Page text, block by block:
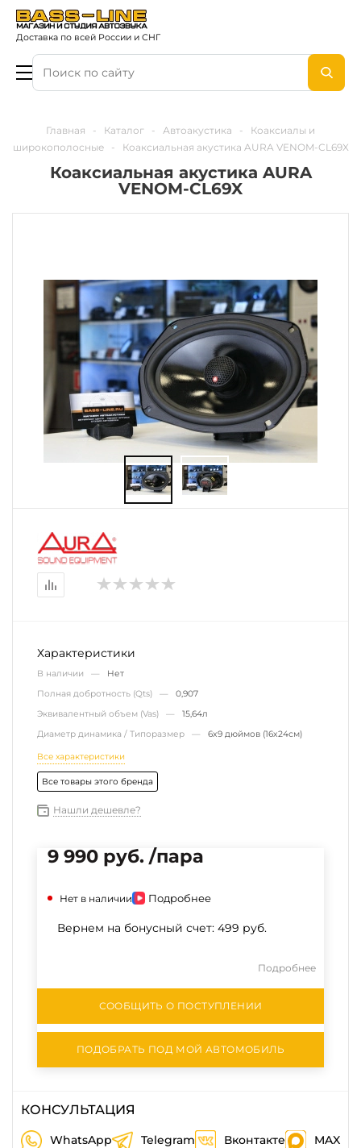
Доставка по всей России и СНГ
Главная - Каталог - Автоакустика -
Коаксиалы и
широкополосные
- Коаксиальная акустика AURA VENOM-CL69X
Коаксиальная акустика AURA
VENOM-CL69X
Характеристики
В наличии — Нет
Полная добротность (Qts) — 0,907
Эквивалентный объем (Vas) — 15,64л
Диаметр динамика / Типоразмер — 6х9 дюймов (16х24см)
Все характеристики
Все товары этого бренда
Нашли дешевле?
9 990 руб. /пара
Нет в наличии Подробнее
Вернем на бонусный счет: 499 руб.
Подробнее
СООБЩИТЬ О ПОСТУПЛЕНИИ
ПОДОБРАТЬ ПОД МОЙ АВТОМОБИЛЬ
КОНСУЛЬТАЦИЯ
WhatsApp Telegram Вконтакте MAX